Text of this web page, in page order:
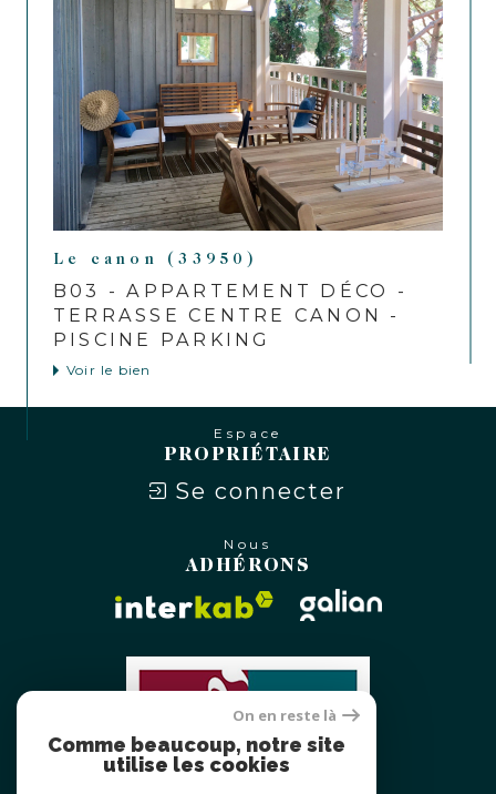
Le canon (33950)
B03 - APPARTEMENT DÉCO -
TERRASSE CENTRE CANON -
PISCINE PARKING
Voir le bien
Espace
PROPRIÉTAIRE
Se connecter
Nous
ADHÉRONS
On en reste là
Comme beaucoup, notre site
utilise les cookies